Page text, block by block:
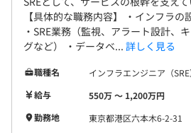
【具体的な職務内容】 ・インフラ
・SRE業務（監視、アラート設計、
グなど） ・データベ... 詳しく見る
職種名
インフラエンジニア（SRE
給与
550万 〜 1,200万円
勤務地
東京都港区六本木6-2-31